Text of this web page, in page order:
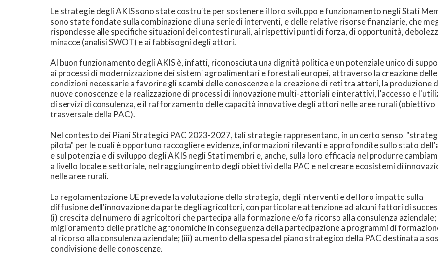
Le strategie degli AKIS sono state costruite per sostenere il loro sviluppo e funzionamento negli Stati
sono state fondate sulla combinazione di una serie di interventi, e delle relative risorse finanziarie, che
rispondesse alle specifiche situazioni dei contesti rurali, ai rispettivi punti di forza, di opportunità,
minacce (analisi SWOT) e ai fabbisogni degli attori.
Al buon funzionamento degli AKIS è, infatti, riconosciuta una dignità politica e un potenziale unico di
ai processi di modernizzazione dei sistemi agroalimentari e forestali europei, attraverso la creazione delle
condizioni necessarie a favorire gli scambi delle conoscenze e la creazione di reti tra attori, la produzione
nuove conoscenze e la realizzazione di processi di innovazione multi-attoriali e interattivi, l'accesso e
di servizi di consulenza, e il rafforzamento delle capacità innovative degli attori nelle aree rurali (obiettivo
trasversale della PAC).
Nel contesto dei Piani Strategici PAC 2023-2027, tali strategie rappresentano, in un certo senso,
pilota" per le quali è opportuno raccogliere evidenze, informazioni rilevanti e approfondite sullo stato
e sul potenziale di sviluppo degli AKIS negli Stati membri e, anche, sulla loro efficacia nel produrre
a livello locale e settoriale, nel raggiungimento degli obiettivi della PAC e nel creare ecosistemi di
nelle aree rurali.
La regolamentazione UE prevede la valutazione della strategia, degli interventi e del loro impatto sulla
diffusione dell'innovazione da parte degli agricoltori, con particolare attenzione ad alcuni fattori di
(i) crescita del numero di agricoltori che partecipa alla formazione e/o fa ricorso alla consulenza aziendale;
miglioramento delle pratiche agronomiche in conseguenza della partecipazione a programmi di
al ricorso alla consulenza aziendale; (iii) aumento della spesa del piano strategico della PAC destinata a
condivisione delle conoscenze.